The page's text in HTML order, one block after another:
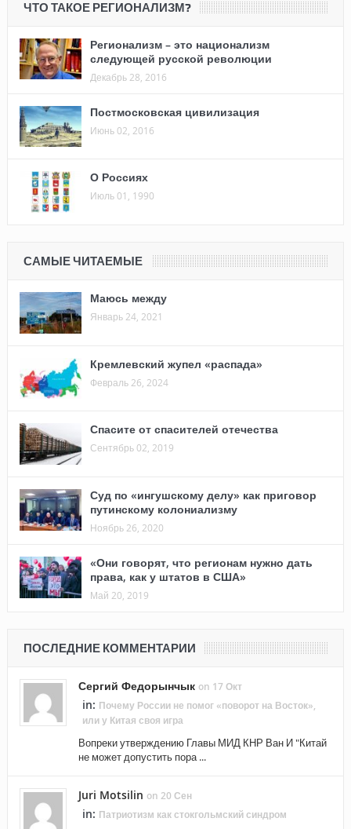
ЧТО ТАКОЕ РЕГИОНАЛИЗМ?
Регионализм – это национализм
следующей русской революции
Декабрь 28, 2016
Постмосковская цивилизация
Июнь 02, 2016
О Россиях
Июль 01, 1990
САМЫЕ ЧИТАЕМЫЕ
Маюсь между
Январь 24, 2021
Кремлевский жупел «распада»
Февраль 26, 2024
Спасите от спасителей отечества
Сентябрь 02, 2019
Суд по «ингушскому делу» как приговор
путинскому колониализму
Ноябрь 26, 2020
«Они говорят, что регионам нужно дать
права, как у штатов в США»
Май 20, 2019
ПОСЛЕДНИЕ КОММЕНТАРИИ
Сергий Федорынчык on 17 Окт
in: Почему России не помог «поворот на Восток»,
или у Китая своя игра
Вопреки утверждению Главы МИД КНР Ван И "Китай
не может допустить пора ...
Juri Motsilin on 20 Сен
in: Патриотизм как стокгольмский синдром